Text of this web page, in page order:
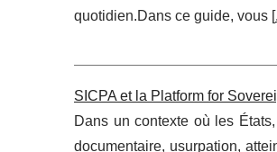
quotidien.Dans ce guide, vous [
SICPA et la Platform for
Dans un contexte où les
documentaire, usurpation,